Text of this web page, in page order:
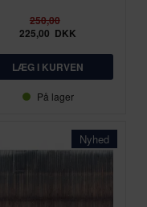
250,00
225,00 DKK
På lager
Nyhed